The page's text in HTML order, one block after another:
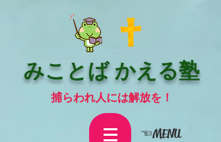
みことば かえる塾
捕らわれ人には解放を！
☜MENU